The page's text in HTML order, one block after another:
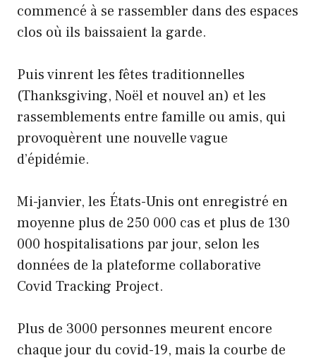
commencé à se rassembler dans des espaces
clos où ils baissaient la garde.
Puis vinrent les fêtes traditionnelles
(Thanksgiving, Noël et nouvel an) et les
rassemblements entre famille ou amis, qui
provoquèrent une nouvelle vague
d’épidémie.
Mi-janvier, les États-Unis ont enregistré en
moyenne plus de 250 000 cas et plus de 130
000 hospitalisations par jour, selon les
données de la plateforme collaborative
Covid Tracking Project.
Plus de 3000 personnes meurent encore
chaque jour du covid-19, mais la courbe de